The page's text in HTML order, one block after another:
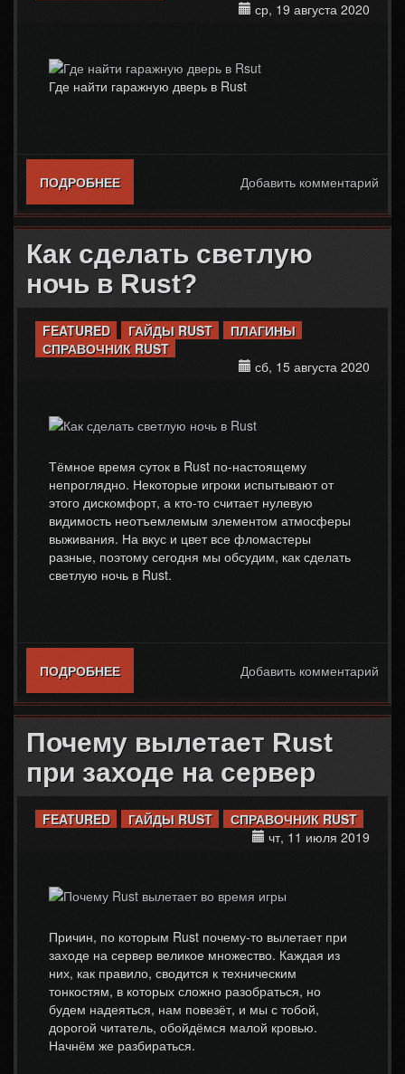
ср, 19 августа 2020
Где найти гаражную дверь в Rust
ПОДРОБНЕЕО ГДЕ НАЙТИ ГАРАЖНУЮ ДВЕРЬ В RUST
Добавить комментарий
Как сделать светлую
ночь в Rust?
FEATURED ГАЙДЫ RUST
ПЛАГИНЫ
СПРАВОЧНИК RUST
сб, 15 августа 2020
Тёмное время суток в Rust по-настоящему
непроглядно. Некоторые игроки испытывают от
этого дискомфорт, а кто-то считает нулевую
видимость неотъемлемым элементом атмосферы
выживания. На вкус и цвет все фломастеры
разные, поэтому сегодня мы обсудим, как сделать
светлую ночь в Rust.
ПОДРОБНЕЕО КАК СДЕЛАТЬ СВЕТЛУЮ НОЧЬ В
RUST?
Добавить комментарий
Почему вылетает Rust
при заходе на сервер
FEATURED ГАЙДЫ RUST
СПРАВОЧНИК RUST
чт, 11 июля 2019
Причин, по которым Rust почему-то вылетает при
заходе на сервер великое множество. Каждая из
них, как правило, сводится к техническим
тонкостям, в которых сложно разобраться, но
будем надеяться, нам повезёт, и мы с тобой,
дорогой читатель, обойдёмся малой кровью.
Начнём же разбираться.